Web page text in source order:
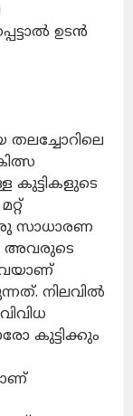
ഉടൻ
കുട്ടികളുടെ
സാധാരണ
അവരുടെ
നിലവിൽ
കുട്ടിക്കും